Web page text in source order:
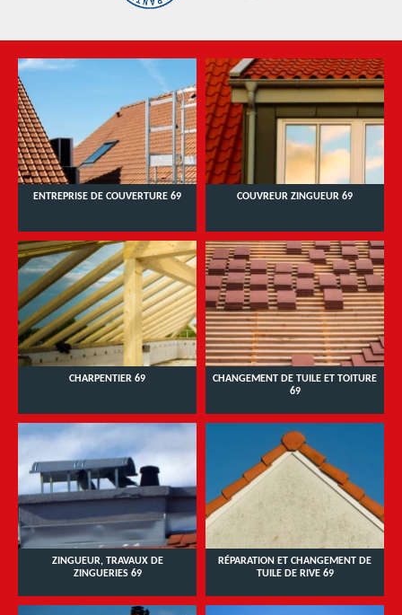
ENTREPRISE DE COUVERTURE 69 COUVREUR ZINGUEUR 69
CHARPENTIER 69
CHANGEMENT DE TUILE ET TOITURE
69
ZINGUEUR, TRAVAUX DE
ZINGUERIES 69
RÉPARATION ET CHANGEMENT DE
TUILE DE RIVE 69